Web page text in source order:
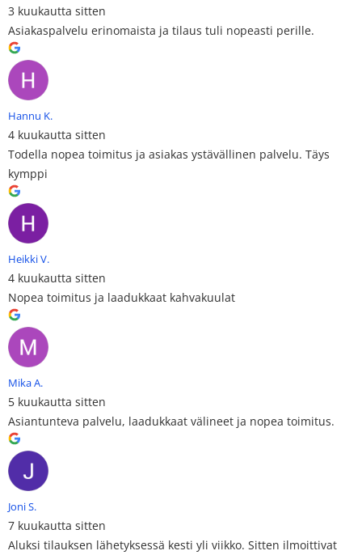
3 kuukautta sitten
Asiakaspalvelu erinomaista ja tilaus tuli nopeasti perille.
Hannu K.
4 kuukautta sitten
Todella nopea toimitus ja asiakas ystävällinen palvelu. Täys
kymppi
Heikki V.
4 kuukautta sitten
Nopea toimitus ja laadukkaat kahvakuulat
Mika A.
5 kuukautta sitten
Asiantunteva palvelu, laadukkaat välineet ja nopea toimitus.
Joni S.
7 kuukautta sitten
Aluksi tilauksen lähetyksessä kesti yli viikko. Sitten ilmoittivat